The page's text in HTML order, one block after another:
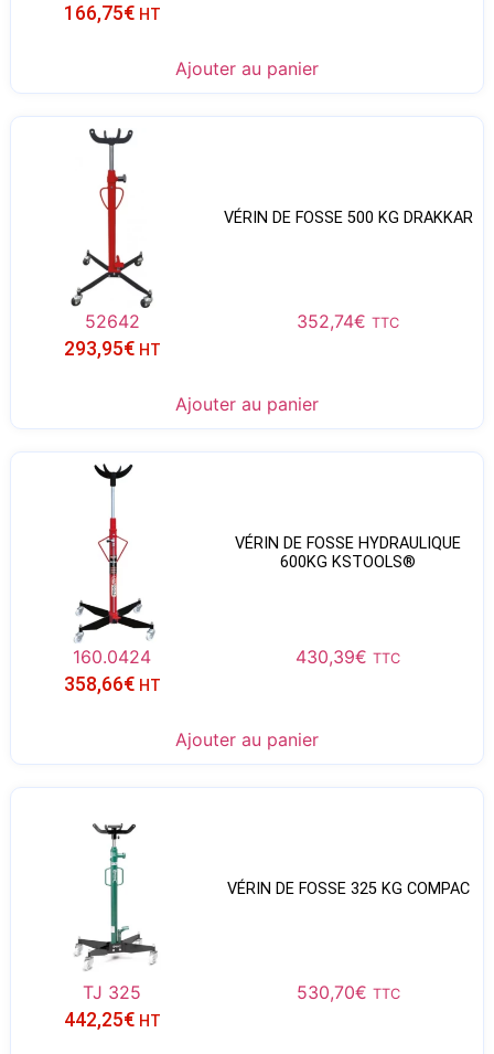
166,75€ HT
Ajouter au panier
VÉRIN DE FOSSE 500 KG DRAKKAR
52642 352,74€ TTC
293,95€ HT
Ajouter au panier
VÉRIN DE FOSSE HYDRAULIQUE
600KG KSTOOLS®
160.0424 430,39€ TTC
358,66€ HT
Ajouter au panier
VÉRIN DE FOSSE 325 KG COMPAC
TJ 325 530,70€ TTC
442,25€ HT